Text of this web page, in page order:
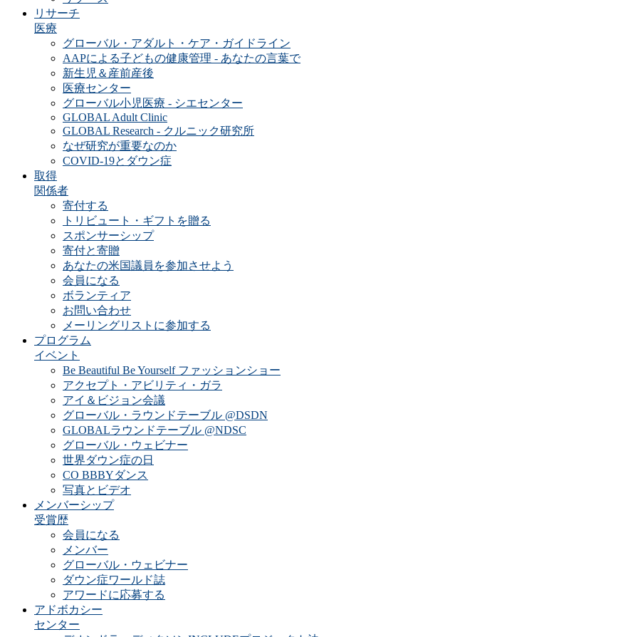
リサーチ
医療
グローバル・アダルト・ケア・ガイドライン
AAPによる子どもの健康管理 - あなたの言葉で
新生児＆産前産後
医療センター
グローバル小児医療 - シエセンター
GLOBAL Adult Clinic
GLOBAL Research - クルニック研究所
なぜ研究が重要なのか
COVID-19とダウン症
取得
関係者
寄付する
トリビュート・ギフトを贈る
スポンサーシップ
寄付と寄贈
あなたの米国議員を参加させよう
会員になる
ボランティア
お問い合わせ
メーリングリストに参加する
プログラム
イベント
Be Beautiful Be Yourself ファッションショー
アクセプト・アビリティ・ガラ
アイ＆ビジョン会議
グローバル・ラウンドテーブル @DSDN
GLOBALラウンドテーブル @NDSC
グローバル・ウェビナー
世界ダウン症の日
CO BBBYダンス
写真とビデオ
メンバーシップ
受賞歴
会員になる
メンバー
グローバル・ウェビナー
ダウン症ワールド誌
アワードに応募する
アドボカシー
センター